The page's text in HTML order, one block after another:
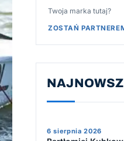
Twoja marka tutaj?
ZOSTAŃ
6 sierpnia 2026